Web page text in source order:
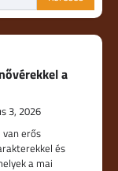
a
3, 2026
erős
és
a mai